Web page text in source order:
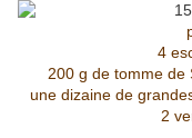
4
200 g de tomme de
une dizaine de
2